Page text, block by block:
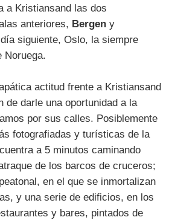
a Kristiansand las dos
anteriores, Bergen y
siguiente, Oslo, la siempre
Noruega.
actitud frente a Kristiansand
de darle una oportunidad a la
por sus calles. Posiblemente
fotografiadas y turísticas de la
a 5 minutos caminando
de los barcos de cruceros;
en el que se inmortalizan
y una serie de edificios, en los
y bares, pintados de